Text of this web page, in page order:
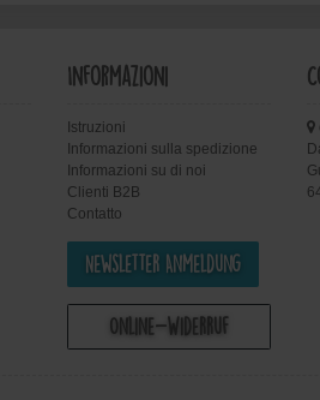
Informazioni
Istruzioni
Informazioni sulla spedizione
Informazioni su di noi
Clienti B2B
Contatto
Newsletter Anmeldung
Online-Widerruf